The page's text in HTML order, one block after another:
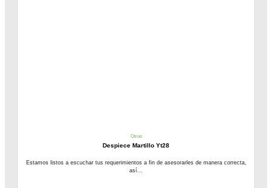
Otros
Despiece Martillo Yt28
Estamos listos a escuchar tus requerimientos a fin de asesorarles de manera correcta,
así...